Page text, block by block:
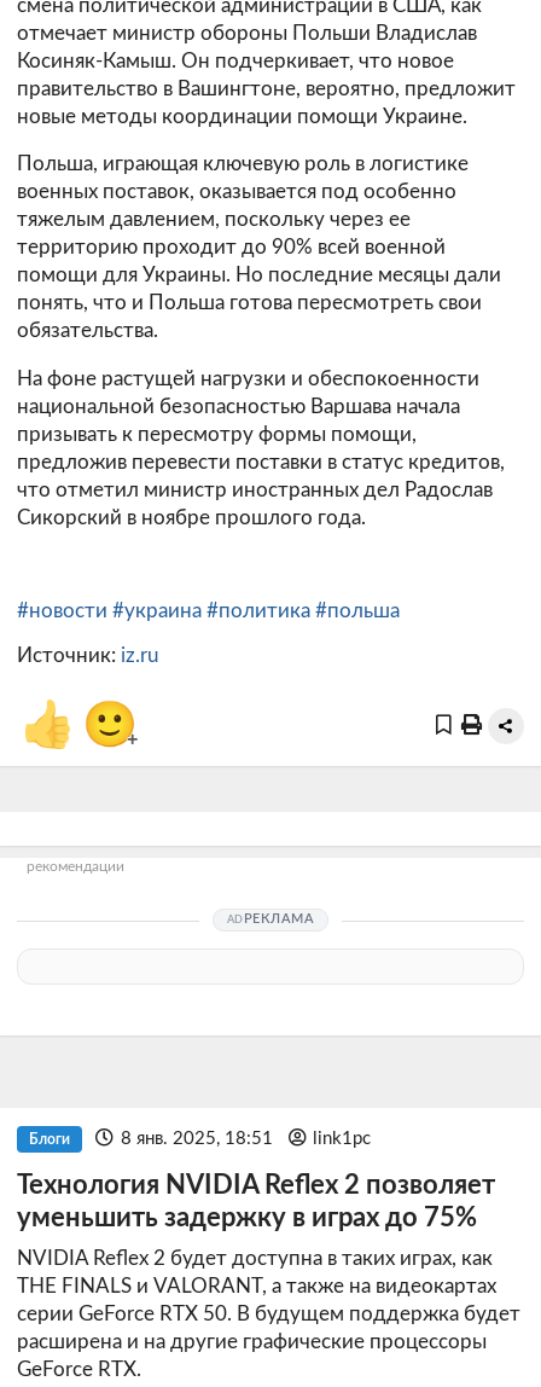
смена политической администрации в США, как
отмечает министр обороны Польши Владислав
Косиняк-Камыш. Он подчеркивает, что новое
правительство в Вашингтоне, вероятно, предложит
новые методы координации помощи Украине.
Польша, играющая ключевую роль в логистике
военных поставок, оказывается под особенно
тяжелым давлением, поскольку через ее
территорию проходит до 90% всей военной
помощи для Украины. Но последние месяцы дали
понять, что и Польша готова пересмотреть свои
обязательства.
На фоне растущей нагрузки и обеспокоенности
национальной безопасностью Варшава начала
призывать к пересмотру формы помощи,
предложив перевести поставки в статус кредитов,
что отметил министр иностранных дел Радослав
Сикорский в ноябре прошлого года.
#новости #украина #политика #польша
Источник: iz.ru
👍 🙂+
рекомендации
РЕКЛАМА
Блоги 8 янв. 2025, 18:51 link1pc
Технология NVIDIA Reflex 2 позволяет
уменьшить задержку в играх до 75%
NVIDIA Reflex 2 будет доступна в таких играх, как
THE FINALS и VALORANT, а также на видеокартах
серии GeForce RTX 50. В будущем поддержка будет
расширена и на другие графические процессоры
GeForce RTX.